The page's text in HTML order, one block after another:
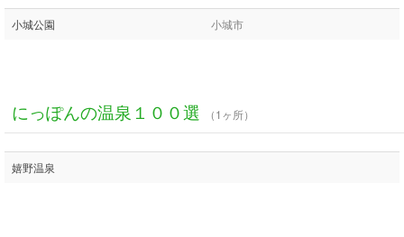
小城公園 小城市
にっぽんの温泉１００選 （1ヶ所）
嬉野温泉